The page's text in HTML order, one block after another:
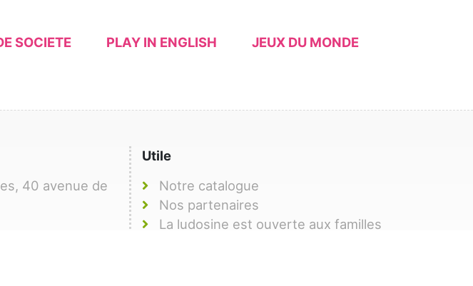
SOCIETE PLAY IN ENGLISH JEUX DU MONDE
40 avenue de
Utile
Notre catalogue
Nos partenaires
La ludosine est ouverte aux familles